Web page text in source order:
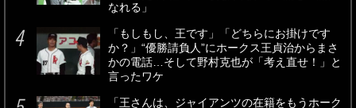
なれる」
「もしもし、王です」「どちらにお掛けです
か？」“優勝請負人”にホークス王貞治からまさ
かの電話…そして野村克也が「考え直せ！」と
言ったワケ
「王さんは、ジャイアンツの在籍をもうホーク